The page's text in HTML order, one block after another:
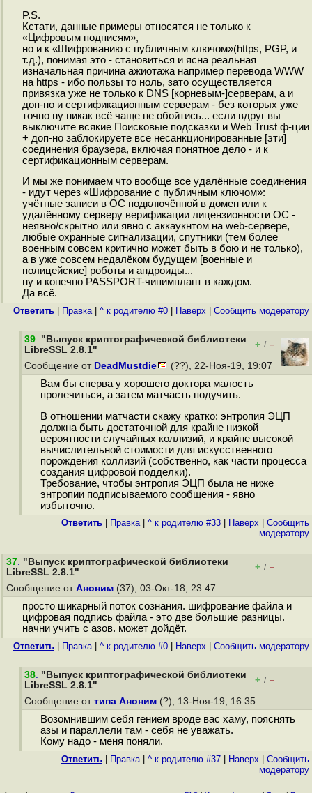
P.S.
Кстати, данные примеры относятся не только к
«Цифровым подписям»,
но и к «Шифрованию с публичным ключом»(https, PGP, и
т.д.), понимая это - становиться и ясна реальная
изначальная причина ажиотажа например перевода WWW
на https - ибо пользы то ноль, зато осуществляется
привязка уже не только к DNS [корневым-]серверам, а и
доп-но и сертификационным серверам - без которых уже
точно ну никак всё чаще не обойтись... если вдруг вы
выключите всякие Поисковые подсказки и Web Trust ф-ции
+ доп-но заблокируете все несанкционированные [эти]
соединения браузера, включая понятное дело - и к
сертификационным серверам.
И мы же понимаем что вообще все удалённые соединения
- идут через «Шифрование с публичным ключом»:
учётные записи в ОС подключённой в домен или к
удалённому серверу верификации лицензионности ОС -
неявно/скрытно или явно с аккаукнтом на web-сервере,
любые охранные сигнализации, спутники (тем более
военным совсем критично может быть в бою и не только),
а в уже совсем недалёком будущем [военные и
полицейские] роботы и андроиды...
ну и конечно PASSPORT-чипимплант в каждом.
Да всё.
Ответить Правка| ^ к родителю #0 Наверх Cообщить модератору
39. "Выпуск криптографической библиотеки
LibreSSL 2.8.1"
+ / –
Сообщение от DeadMustdie (??), 22-Ноя-19, 19:07
Вам бы сперва у хорошего доктора малость
пролечиться, а затем матчасть подучить.
В отношении матчасти скажу кратко: энтропия ЭЦП
должна быть достаточной для крайне низкой
вероятности случайных коллизий, и крайне высокой
вычислительной стоимости для искусственного
порождения коллизий (собственно, как части процесса
создания цифровой подделки).
Требование, чтобы энтропия ЭЦП была не ниже
энтропии подписываемого сообщения - явно
избыточно.
Ответить Правка| ^ к родителю #33 Наверх
Cообщить
модератору
37. "Выпуск криптографической библиотеки
LibreSSL 2.8.1"
+ / –
Сообщение от Аноним (37), 03-Окт-18, 23:47
просто шикарный поток сознания. шифрование файла и
цифровая подпись файла - это две большие разницы.
начни учить с азов. может дойдёт.
Ответить Правка| ^ к родителю #0 Наверх Cообщить модератору
38. "Выпуск криптографической библиотеки
LibreSSL 2.8.1"
+ / –
Сообщение от типа Аноним (?), 13-Ноя-19, 16:35
Возомнившим себя гением вроде вас хаму, пояснять
азы и параллели там - себя не уважать.
Кому надо - меня поняли.
Ответить Правка| ^ к родителю #37 Наверх
Cообщить
модератору